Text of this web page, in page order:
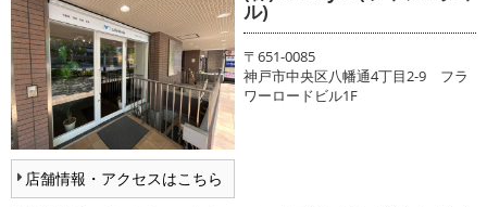
店舗情報・アクセスはこちら
ル)
〒651-0085
神戸市中央区八幡通4丁目2-9 フラ
ワーロードビル1F